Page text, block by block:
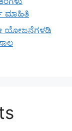
ಮಾಹಿತಿ
ಈ ಯೋಜನೆಗಳಡಿ